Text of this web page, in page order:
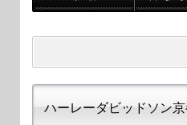
ハーレーダビッドソン